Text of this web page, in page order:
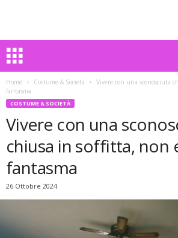
Home Costume & Società
Vivere con una sconosciuta
fantasma
COSTUME & SOCIETÀ
Vivere con una
chiusa in soffitta, non
fantasma
26 Ottobre 2024